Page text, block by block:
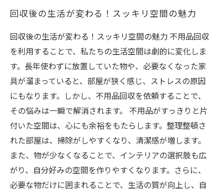
回収後の生活が変わる！スッキリ空間の魅力
回収後の生活が変わる！スッキリ空間の魅力 不用品回収
を利用することで、私たちの生活空間は劇的に変化しま
す。長年使わずに放置していた物や、必要なくなった家
具が溜まっていると、部屋が狭く感じ、ストレスの原因
にもなります。しかし、不用品回収を依頼することで、
その悩みは一瞬で解消されます。 不用品がすっきりと片
付いた空間は、心にも余裕をもたらします。整理整頓さ
れた部屋は、掃除がしやすくなり、清潔感が増します。
また、物が少なくなることで、インテリアの選択肢も広
がり、自分好みの空間を作りやすくなります。さらに、
必要な物だけに囲まれることで、生活の質が向上し、自